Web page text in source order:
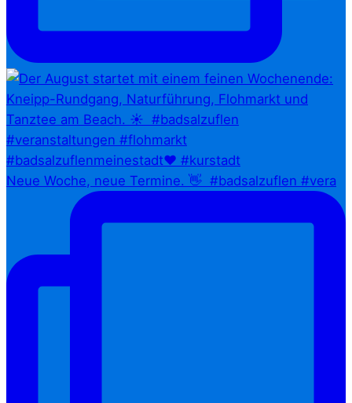
Neue Woche, neue Termine. 👋⁠ ⁠ #badsalzuflen #vera